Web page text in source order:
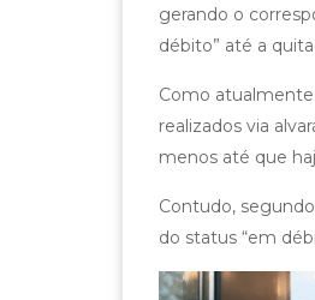
gerando o
débito” até a
Como
realizados via
menos até que
Contudo,
do status “em